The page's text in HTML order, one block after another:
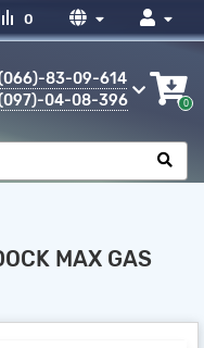
0
83-09-614
04-08-396
0
MAX GAS